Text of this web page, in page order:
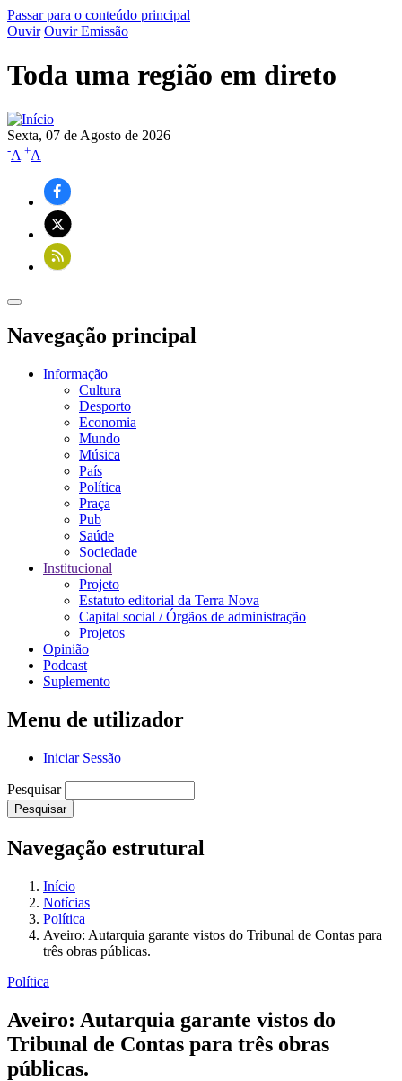
Passar para o conteúdo principal
Ouvir Ouvir Emissão
Toda uma região em direto
Sexta, 07 de Agosto de 2026
-A +A
Navegação principal
Informação
Cultura
Desporto
Economia
Mundo
Música
País
Política
Praça
Pub
Saúde
Sociedade
Institucional
Projeto
Estatuto editorial da Terra Nova
Capital social / Órgãos de administração
Projetos
Opinião
Podcast
Suplemento
Menu de utilizador
Iniciar Sessão
Pesquisar
Navegação estrutural
Início
Notícias
Política
Aveiro: Autarquia garante vistos do Tribunal de Contas para
três obras públicas.
Política
Aveiro: Autarquia garante vistos do
Tribunal de Contas para três obras
públicas.